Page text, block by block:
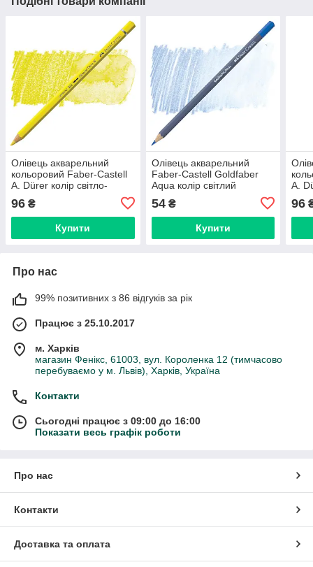
Олівець акварельний
кольоровий Faber-Castell
A. Dürer колір світло-
Chrome Yellow) № 106,
117606
96 ₴
Купити
Олівець акварельний
Faber-Castell Goldfaber
Aqua колір світлий
ультрамарин No140 (Light
Ultramarine), 114640
54₴
Купити
A.
96
Про нас
99% позитивних з 86 відгуків за рік
Працює з 25.10.2017
м. Харків
магазин Фенікс, 61003, вул. Короленка 12 (тимчасово
перебуваємо у м. Львів), Харків, Україна
Контакти
Сьогодні працює з 09:00 до 16:00
Показати весь графік роботи
Про нас
Контакти
Доставка та оплата